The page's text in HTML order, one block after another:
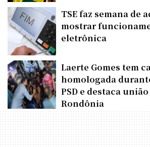
TSE faz semana de
mostrar
eletrônica
Laerte Gomes tem
homologada
PSD e destaca
Rondônia